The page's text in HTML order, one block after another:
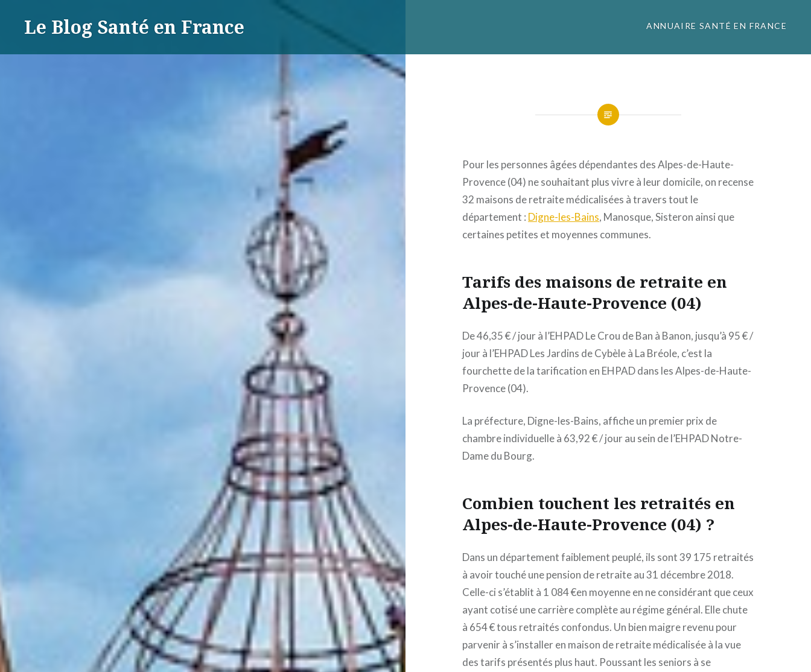
Le Blog Santé en France ANNUAIRE SANTÉ EN FRANCE
Pour les personnes âgées dépendantes des Alpes-de-Haute-
Provence (04) ne souhaitant plus vivre à leur domicile, on recense
32 maisons de retraite médicalisées à travers tout le
département : Digne-les-Bains, Manosque, Sisteron ainsi que
certaines petites et moyennes communes.
Tarifs des maisons de retraite en
Alpes-de-Haute-Provence (04)
De 46,35 € / jour à l’EHPAD Le Crou de Ban à Banon, jusqu’à 95 € /
jour à l’EHPAD Les Jardins de Cybèle à La Bréole, c’est la
fourchette de la tarification en EHPAD dans les Alpes-de-Haute-
Provence (04).
La préfecture, Digne-les-Bains, affiche un premier prix de
chambre individuelle à 63,92 € / jour au sein de l’EHPAD Notre-
Dame du Bourg.
Combien touchent les retraités en
Alpes-de-Haute-Provence (04) ?
Dans un département faiblement peuplé, ils sont 39 175 retraités
à avoir touché une pension de retraite au 31 décembre 2018.
Celle-ci s’établit à 1 084 €en moyenne en ne considérant que ceux
ayant cotisé une carrière complète au régime général. Elle chute
à 654 € tous retraités confondus. Un bien maigre revenu pour
parvenir à s’installer en maison de retraite médicalisée à la vue
des tarifs présentés plus haut. Poussant les seniors à se